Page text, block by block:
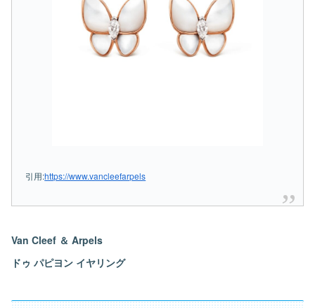
引用:https://www.vancleefarpels
Van Cleef ＆ Arpels
ドゥ パピヨン イヤリング